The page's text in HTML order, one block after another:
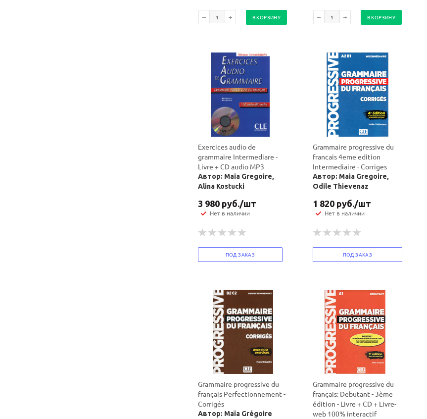
В КОРЗИНУ В КОРЗИНУ
Exercices audio de
grammaire Intermediare -
Livre + CD audio MP3
Автор: Maia Gregoire,
Alina Kostucki
3 980 руб./шт
Нет в наличии
ПОД ЗАКАЗ
Grammaire progressive du
francais 4eme edition
Intermediaire - Corriges
Автор: Maia Gregoire,
Odile Thievenaz
1 820 руб./шт
Нет в наличии
ПОД ЗАКАЗ
Grammaire progressive du
français Perfectionnement -
Corrigés
Автор: Maïa Grégoire
Grammaire progressive du
français: Debutant - 3ème
édition - Livre + CD + Livre-
web 100% interactif
Ваш E-mail:
конфидициальности
Ваш E-mail:
конфидициальности